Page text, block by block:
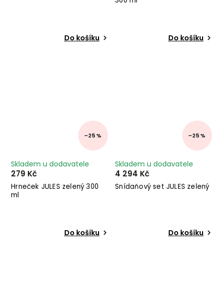
Do košíku Do košíku
–25 %
Hrneček JULES zelený 300
ml
Skladem u dodavatele
279 Kč
Do košíku
–25 %
Snídaňový set JULES zelený
Skladem u dodavatele
4 294 Kč
Do košíku